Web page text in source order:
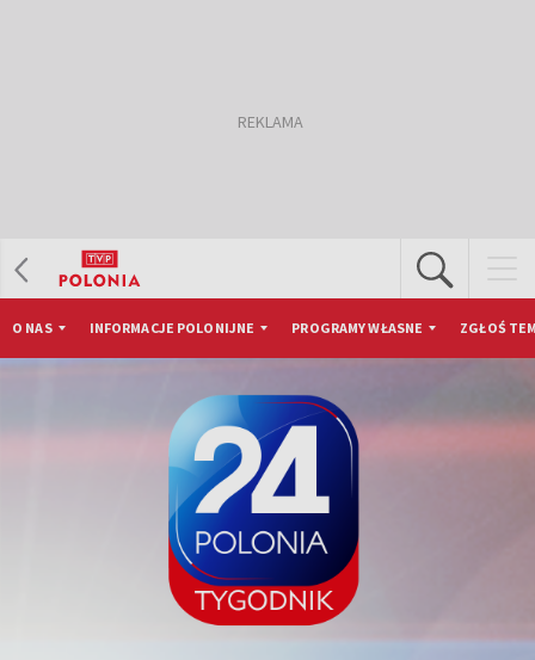
O NAS INFORMACJE POLONIJNE PROGRAMY WŁASNE ZGŁOŚ